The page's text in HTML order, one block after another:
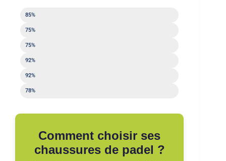
Légèreté
85%
Amorti
75%
Flexibilité
75%
Transpiration
92%
Maintien au sol
92%
Stabilité
78%
Comment choisir ses
chaussures de padel ?